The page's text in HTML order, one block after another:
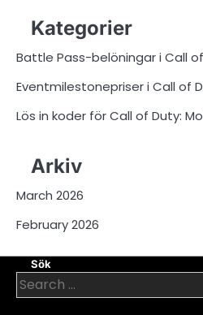
Kategorier
Battle Pass-belöningar i Call
Eventmilestonepriser i Call of
Lös in koder för Call of Duty:
Arkiv
March 2026
February 2026
Sök
Search
for: